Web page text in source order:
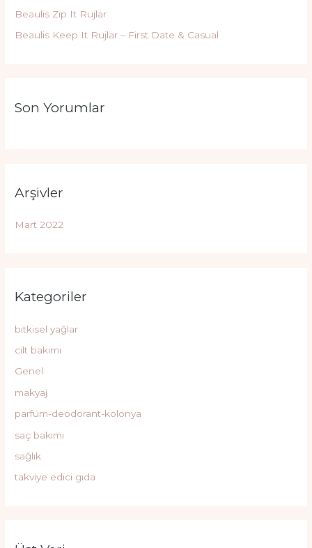
Beaulis Zip It Rujlar
Beaulis Keep It Rujlar – First Date & Casual
Son Yorumlar
Arşivler
Mart 2022
Kategoriler
bitkisel yağlar
cilt bakımı
Genel
makyaj
parfüm-deodorant-kolonya
saç bakımı
sağlık
takviye edici gıda